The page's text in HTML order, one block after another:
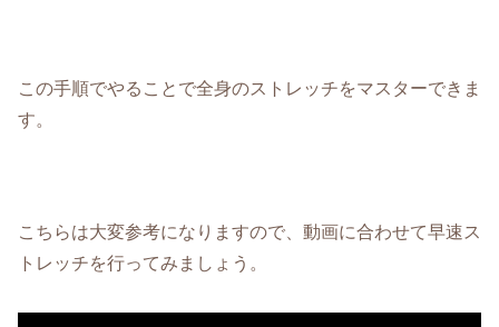
この手順でやることで全身のストレッチをマスターできま
す。
こちらは大変参考になりますので、動画に合わせて早速ス
トレッチを行ってみましょう。